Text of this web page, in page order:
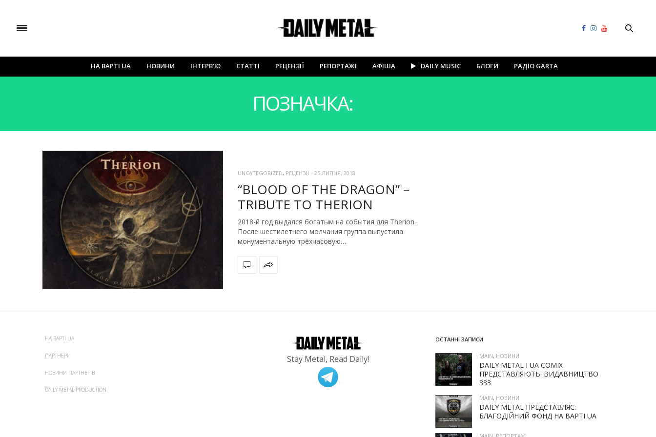
НА ВАРТІ UA НОВИНИ ІНТЕРВ’Ю СТАТТІ РЕЦЕНЗІЇ РЕПОРТАЖІ АФІША DAILY MUSIC БЛОГИ РАДІО GARTA
ПОЗНАЧКА:
UNCATEGORIZED, РЕЦЕНЗІЇ - 25 ЛИПНЯ, 2018
“BLOOD OF THE DRAGON” –
TRIBUTE TO THERION
2018-й год выдался богатым на события для Therion.
После шестилетнего молчания группа выпустила
монументальную трёхчасовую…
НА ВАРТІ UA
ПАРТНЕРИ
НОВИНИ ПАРТНЕРІВ
DAILY METAL PRODUCTION
Stay Metal, Read Daily!
ОСТАННІ ЗАПИСИ
MAIN, НОВИНИ
DAILY METAL І UA COMIX
ПРЕДСТАВЛЯЮТЬ: ВИДАВНИЦТВО
333
MAIN, НОВИНИ
DAILY METAL ПРЕДСТАВЛЯЄ:
БЛАГОДІЙНИЙ ФОНД НА ВАРТІ UA